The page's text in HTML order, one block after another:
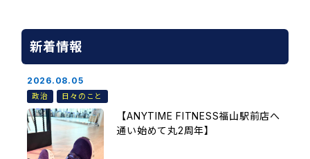
新着情報
2026.08.05
政治 日々のこと
【ANYTIME FITNESS福山駅前店へ
通い始めて丸2周年】